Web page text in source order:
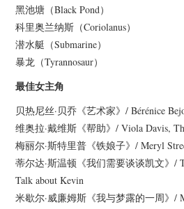
黑池塘（Black Pond）
科里奥兰纳斯（Coriolanus）
潜水艇（Submarine）
暴龙（Tyrannosaur）
最佳女主角
贝热尼丝·贝乔《艺术家》/ Bérénice
维奥拉·戴维斯《帮助》/ Viola Davis,
梅丽尔·斯特里普《铁娘子》/ Meryl
蒂尔达·斯温顿《我们需要谈谈凯文》/
Talk about Kevin
米歇尔·威廉姆斯《我与梦露的一周》/